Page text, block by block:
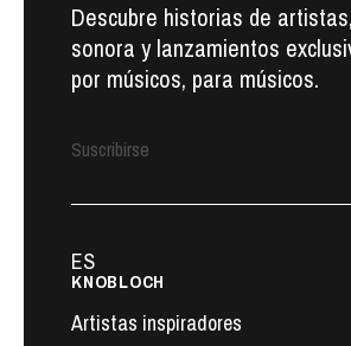
Descubre historias de
sonora y lanzamientos
por músicos, para músicos.
Suscribirse
KNOBLOCH
Artistas inspiradores
ES